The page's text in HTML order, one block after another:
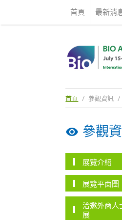
首頁 最新消
首頁 / 參觀資訊 /
參觀
展覽介紹
展覽平面圖
洽邀外商人
展